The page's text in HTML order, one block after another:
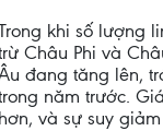
khi số lượng
Châu Phi và
đang tăng lên,
năm trước.
hơn, và sự suy